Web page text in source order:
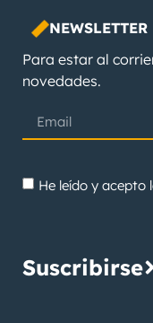
NEWSLETTER
Para estar al
novedades.
He leído y acepto
Suscribirse